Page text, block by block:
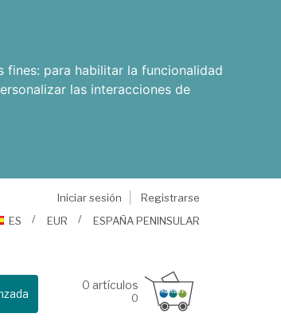
fines: para habilitar la funcionalidad
las interacciones de
Iniciar sesión
Registrarse
ES
EUR ESPAÑA PENINSULAR
0 artículos
0